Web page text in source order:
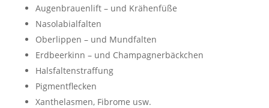
Augenbrauenlift – und Krähenfüße
Nasolabialfalten
Oberlippen – und Mundfalten
Erdbeerkinn – und Champagnerbäckchen
Halsfaltenstraffung
Pigmentflecken
Xanthelasmen, Fibrome usw.